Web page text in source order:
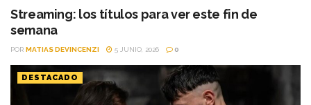
el menú tiene de todo. I Will Find You - Netflix Te
encontraré es una miniserie basada en...
Streaming: los títulos para ver este fin de
semana
POR MATIAS DEVINCENZI 5 JUNIO, 2026 0
DESTACADO